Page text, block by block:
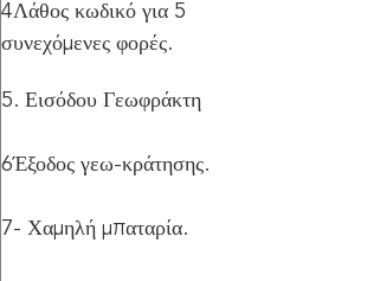
4Λάθος κωδικό για 5
συνεχόμενες φορές.
5. Εισόδου Γεωφράκτη
6Έξοδος γεω-κράτησης.
7- Χαμηλή μπαταρία.